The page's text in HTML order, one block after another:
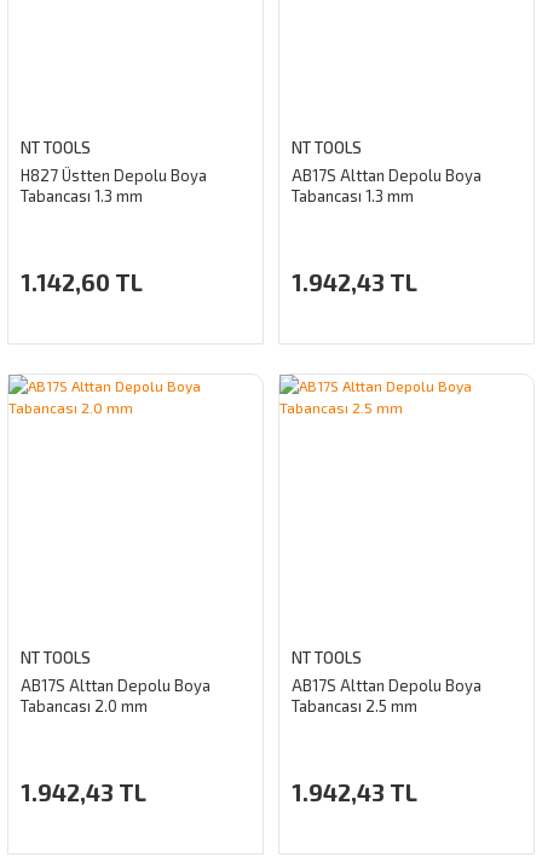
NT TOOLS
H827 Üstten Depolu Boya
Tabancası 1.3 mm
1.142,60 TL
NT TOOLS
AB17S Alttan Depolu Boya
Tabancası 1.3 mm
1.942,43 TL
NT TOOLS
AB17S Alttan Depolu Boya
Tabancası 2.0 mm
1.942,43 TL
NT TOOLS
AB17S Alttan Depolu Boya
Tabancası 2.5 mm
1.942,43 TL